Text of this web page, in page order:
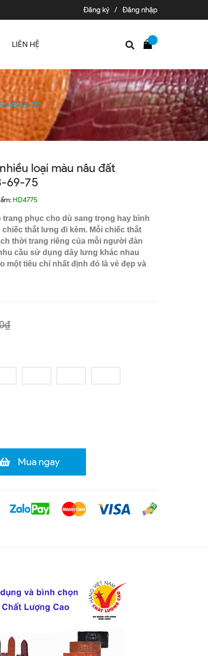
Đăng ký / Đăng nhập
LIÊN HỆ
63-69-75
loại màu nâu đất
69-75
HD4775
phục cho dù sang trọng hay bình
thắt lưng đi kèm. Mỗi chiếc thắt
thời trang riêng của mỗi người đàn
cầu sử dụng dây lưng khác nhau
một tiêu chí nhất định đó là vẻ đẹp và
Mua ngay